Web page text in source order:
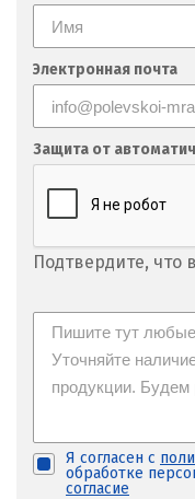
Электронная почта
Защита от
Подтвердите, что
Я согласен с
обработке
согласие